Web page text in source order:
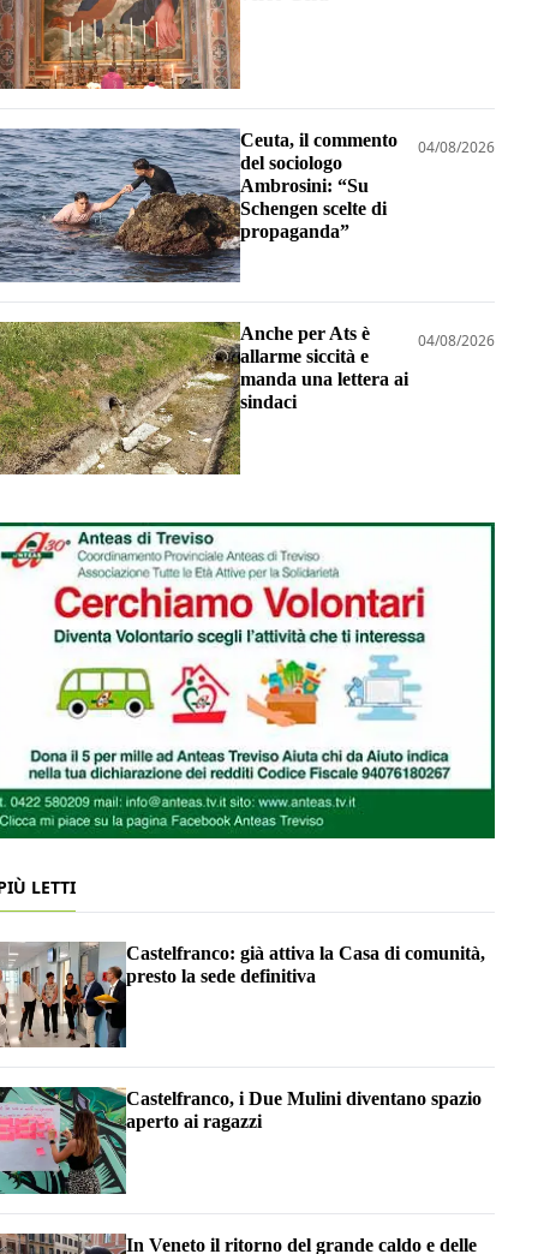
Ceuta, il commento
del sociologo
Ambrosini: “Su
Schengen scelte di
propaganda”
04/08/2026
Anche per Ats è
allarme siccità e
manda una lettera ai
sindaci
04/08/2026
LETTI
Castelfranco: già attiva la Casa di comunità,
presto la sede definitiva
Castelfranco, i Due Mulini diventano spazio
aperto ai ragazzi
In Veneto il ritorno del grande caldo e delle